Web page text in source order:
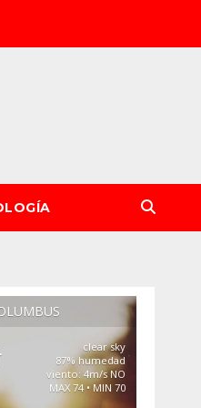
clear sky
87% humedad
viento: 4m/s NO
MAX 74 • MIN 70